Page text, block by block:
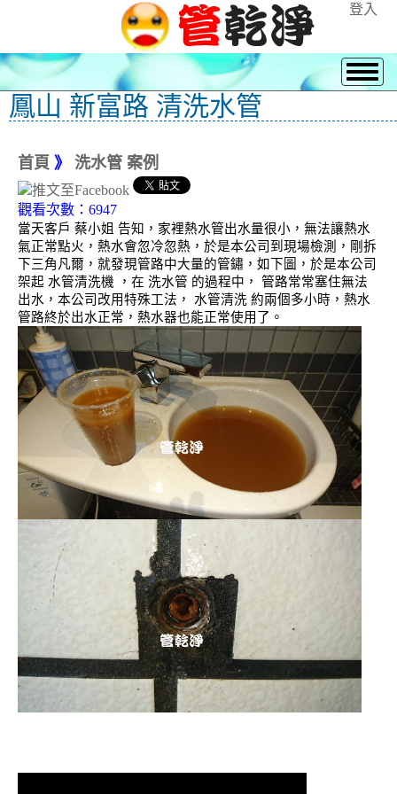
登入
鳳山 新富路 清洗水管
首頁 》 洗水管 案例
觀看次數：6947
當天客戶 蔡小姐 告知，家裡熱水管出水量很小，無法讓熱水
氣正常點火，熱水會忽冷忽熱，於是本公司到現場檢測，剛拆
下三角凡爾，就發現管路中大量的管鏽，如下圖，於是本公司
架起 水管清洗機 ，在 洗水管 的過程中， 管路常常塞住無法
出水，本公司改用特殊工法， 水管清洗 約兩個多小時，熱水
管路終於出水正常，熱水器也能正常使用了。